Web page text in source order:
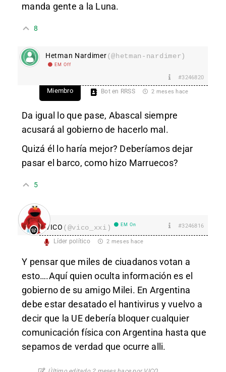
manda gente a la Luna.
8
Hetman Nardimer(@hetman-nardimer)
EM Off
#3246820
Miembro Bot en RRSS 2 meses hace
Da igual lo que pase, Abascal siempre
acusará al gobierno de hacerlo mal.
Quizá él lo haría mejor? Deberíamos dejar
pasar el barco, como hizo Marruecos?
5
VICO (@vico_xxi) EM On #3246816
Líder político 2 meses hace
Y pensar que miles de ciuadanos votan a
esto….Aquí quien oculta información es el
gobierno de su amigo Milei. En Argentina
debe estar desatado el hantivirus y vuelvo a
decir que la UE debería bloquer cualquier
comunicación física con Argentina hasta que
sepamos de verdad que ocurre alli.